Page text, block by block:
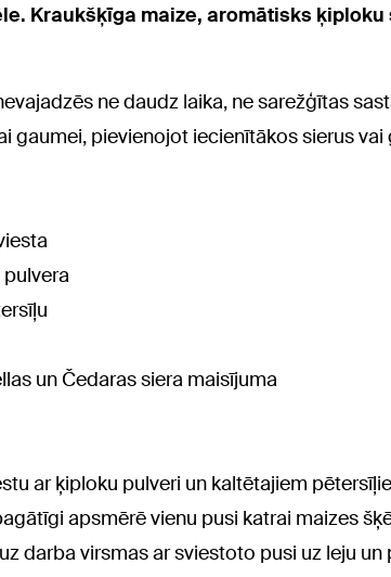
Kraukšķīga maize, aromātisks
ne daudz laika, ne sarežģītas
gaumei, pievienojot iecienītākos sierus vai
un Čedaras siera maisījuma
ar ķiploku pulveri un kaltētajiem
apsmērē vienu pusi katrai maizes
darba virsmas ar sviestoto pusi uz leju un